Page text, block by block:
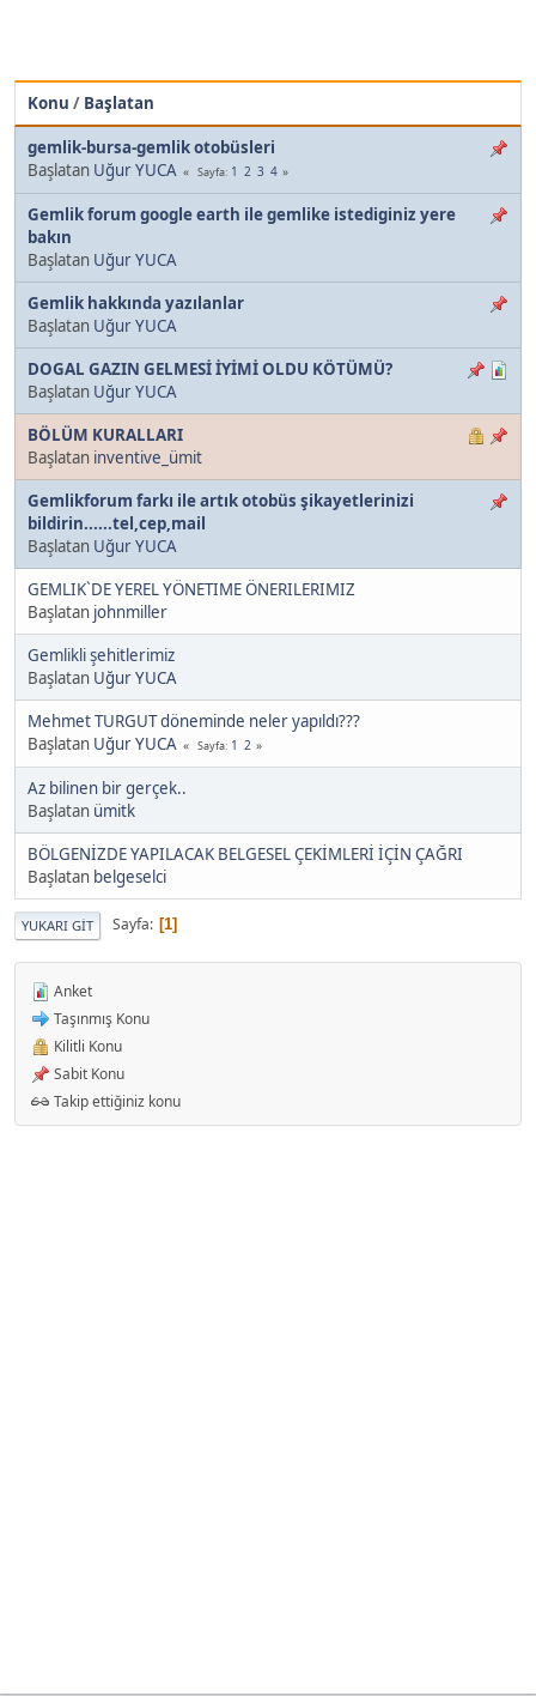
Konu / Başlatan
gemlik-bursa-gemlik otobüsleri
Başlatan Uğur YUCA Sayfa 1 2 3 4
Gemlik forum google earth ile gemlike istediginiz yere
bakın
Başlatan Uğur YUCA
Gemlik hakkında yazılanlar
Başlatan Uğur YUCA
DOGAL GAZIN GELMESİ İYİMİ OLDU KÖTÜMÜ?
Başlatan Uğur YUCA
BÖLÜM KURALLARI
Başlatan inventive_ümit
Gemlikforum farkı ile artık otobüs şikayetlerinizi
bildirin......tel,cep,mail
Başlatan Uğur YUCA
GEMLIK`DE YEREL YÖNETIME ÖNERILERIMIZ
Başlatan johnmiller
Gemlikli şehitlerimiz
Başlatan Uğur YUCA
Mehmet TURGUT döneminde neler yapıldı???
Başlatan Uğur YUCA Sayfa 1 2
Az bilinen bir gerçek..
Başlatan ümitk
BÖLGENİZDE YAPILACAK BELGESEL ÇEKİMLERİ İÇİN ÇAĞRI
Başlatan belgeselci
YUKARI GIT Sayfa 1
Anket
Taşınmış Konu
Kilitli Konu
Sabit Konu
Takip ettiğiniz konu